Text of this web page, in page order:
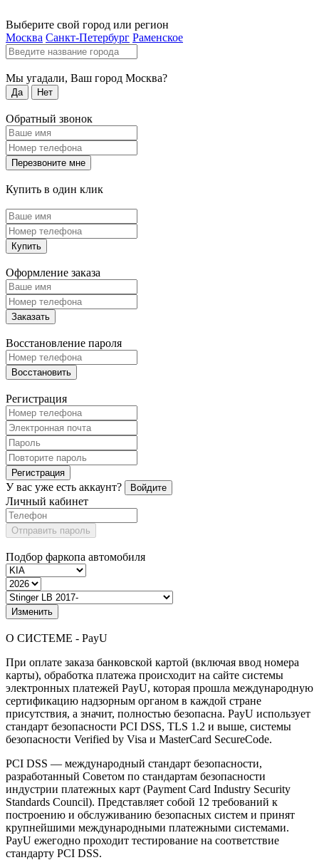
Выберите свой город или регион
Москва Санкт-Петербург Раменское
Мы угадали, Ваш город Москва?
Да Нет
Обратный звонок
Перезвоните мне
Купить в один клик
Купить
Оформление заказа
Заказать
Восстановление пароля
Восстановить
Регистрация
Регистрация
У вас уже есть аккаунт? Войдите
Личный кабинет
Отправить пароль
Подбор фаркопа автомобиля
Изменить
О СИСТЕМЕ - PayU
При оплате заказа банковской картой (включая ввод номера
карты), обработка платежа происходит на сайте системы
электронных платежей PayU, которая прошла международную
сертификацию надзорным органом в каждой стране
присутствия, а значит, полностью безопасна. PayU использует
стандарт безопасности PCI DSS, TLS 1.2 и выше, системы
безопасности Verified by Visa и MasterCard SecureCode.
PCI DSS — международный стандарт безопасности,
разработанный Советом по стандартам безопасности
индустрии платежных карт (Payment Card Industry Security
Standards Council). Представляет собой 12 требований к
построению и обслуживанию безопасных систем и принят
крупнейшими международными платежными системами.
PayU ежегодно проходит тестирование на соответствие
стандарту PCI DSS.